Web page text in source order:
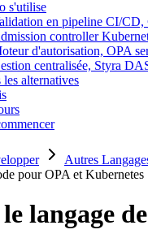
s'utilise
en pipeline CI/CD,
controller
d'autorisation, OPA
centralisée, Styra
les alternatives
Autres
pour OPA et Kubernetes
langage